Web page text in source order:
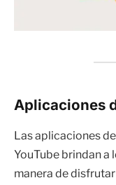
Aplicaciones
Las aplicaciones
YouTube brindan a
manera de